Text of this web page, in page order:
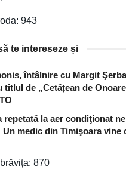
943
te intereseze și
întâlnire cu Margit
titlul de „Cetățean de
repetată la aer condiţionat
medic din Timişoara vine
870